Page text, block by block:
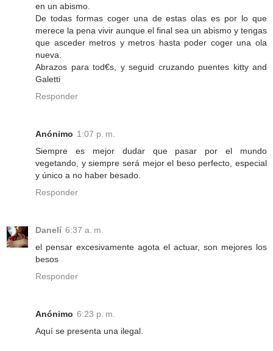
en un abismo.
De todas formas coger una de estas olas es por lo que
merece la pena vivir aunque el final sea un abismo y tengas
que asceder metros y metros hasta poder coger una ola
nueva.
Abrazos para tod€s, y seguid cruzando puentes kitty and
Galetti
Responder
Anónimo 1:07 p. m.
Siempre es mejor dudar que pasar por el mundo
vegetando, y siempre será mejor el beso perfecto, especial
y único a no haber besado.
Responder
Danelí 6:37 a. m.
el pensar excesivamente agota el actuar, son mejores los
besos
Responder
Anónimo 6:23 p. m.
Aquí se presenta una ilegal.